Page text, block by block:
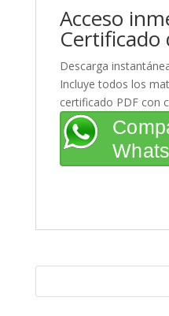
Acceso
Certificado
Descarga
Incluye todos los
certificado PDF con